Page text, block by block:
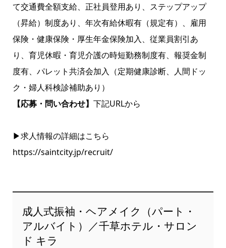
て交通費全額支給、正社員登用あり、ステップアップ
（昇給）制度あり、年次有給休暇有（規定有）、雇用
保険・健康保険・厚生年金保険加入、従業員割引あ
り、育児休暇・育児介護の時短勤務制度有、報奨金制
度有、パレット共済会加入（定期健康診断、人間ドッ
ク・婦人科検診補助あり）
【応募・問い合わせ】 下記URLから
▶求人情報の詳細はこちら
https://saintcity.jp/recruit/
成人式振袖・ヘアメイク（パート・
アルバイト）／千草ホテル・サロン
ド キラ